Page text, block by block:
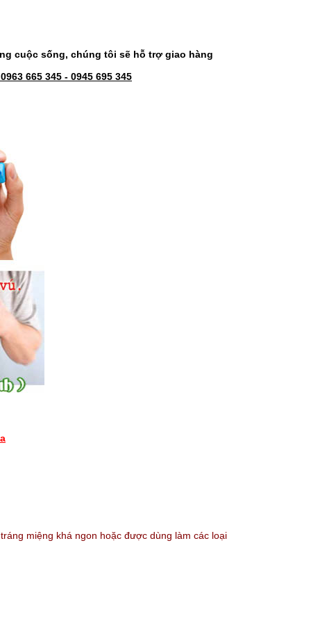
cuộc sống, chúng tôi sẽ hỗ trợ giao hàng
665 345 - 0945 695 345
miệng khá ngon hoặc được dùng làm các loại